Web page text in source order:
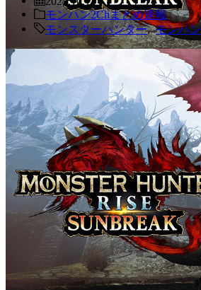
モンハン2Chまとめ速報
モンスターハンター,モンハン